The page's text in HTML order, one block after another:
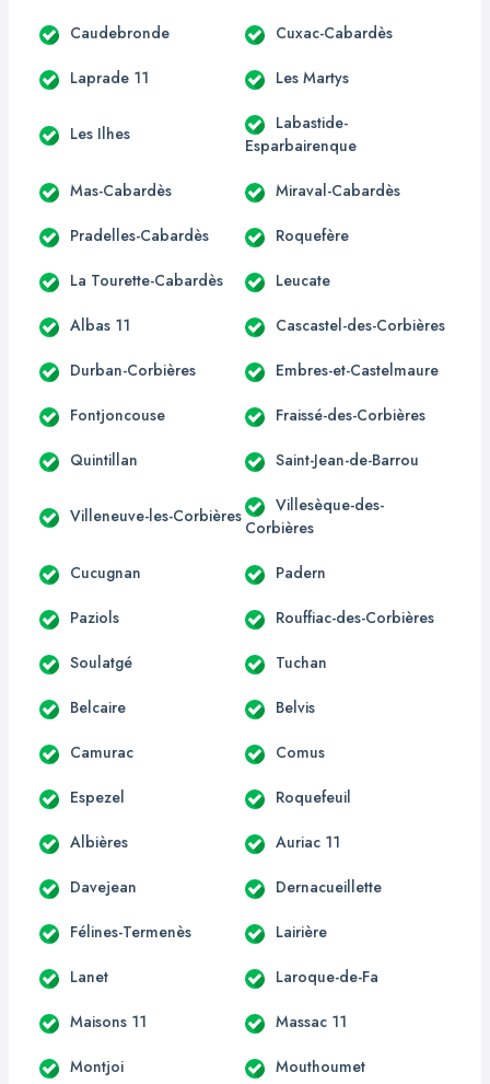
Caudebronde Cuxac-Cabardès
Laprade 11 Les Martys
Les Ilhes
Labastide-
Esparbairenque
Mas-Cabardès Miraval-Cabardès
Pradelles-Cabardès Roquefère
La Tourette-Cabardès Leucate
Albas 11 Cascastel-des-Corbières
Durban-Corbières Embres-et-Castelmaure
Fontjoncouse Fraissé-des-Corbières
Quintillan Saint-Jean-de-Barrou
Villeneuve-les-Corbières
Villesèque-des-
Corbières
Cucugnan Padern
Paziols Rouffiac-des-Corbières
Soulatgé Tuchan
Belcaire Belvis
Camurac Comus
Espezel Roquefeuil
Albières Auriac 11
Davejean Dernacueillette
Félines-Termenès Lairière
Lanet Laroque-de-Fa
Maisons 11 Massac 11
Montjoi Mouthoumet